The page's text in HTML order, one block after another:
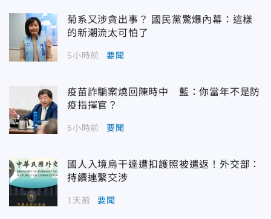
菊系又涉貪出事？ 國民黨驚爆內幕：這樣
的新潮流太可怕了
5小時前 要聞
疫苗詐騙案燒回陳時中 藍：你當年不是防
疫指揮官？
5小時前 要聞
國人入境烏干達遭扣護照被遣返！外交部：
持續連繫交涉
1天前 要聞